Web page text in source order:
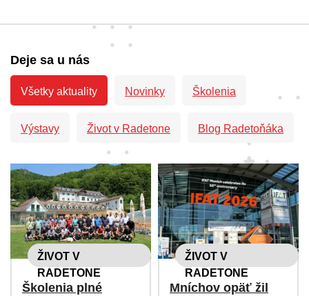
Deje sa u nás
Všetky aktuality Novinky Školenia
Výstavy Život v Radetone Blog Radetoňáka
ŽIVOT V
RADETONE
Školenia plné
ŽIVOT V
RADETONE
Mníchov opäť žil